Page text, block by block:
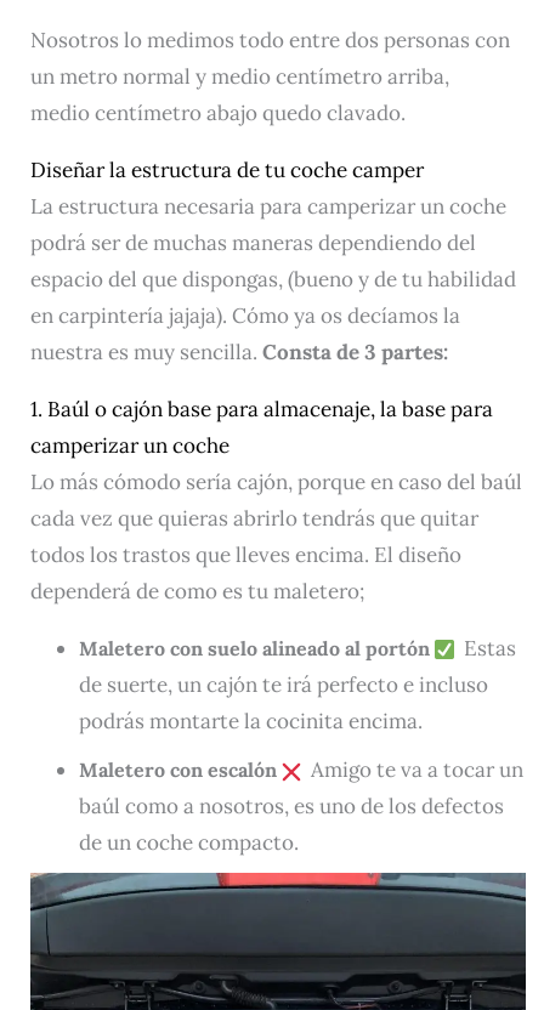
Nosotros lo medimos todo entre dos personas con
un metro normal y medio centímetro arriba,
medio centímetro abajo quedo clavado.
Diseñar la estructura de tu coche camper
La estructura necesaria para camperizar un coche
podrá ser de muchas maneras dependiendo del
espacio del que dispongas, (bueno y de tu habilidad
en carpintería jajaja). Cómo ya os decíamos la
nuestra es muy sencilla. Consta de 3 partes:
1. Baúl o cajón base para almacenaje, la base para
camperizar un coche
Lo más cómodo sería cajón, porque en caso del baúl
cada vez que quieras abrirlo tendrás que quitar
todos los trastos que lleves encima. El diseño
dependerá de como es tu maletero;
Maletero con suelo alineado al portón
Estas
de suerte, un cajón te irá perfecto e incluso
podrás montarte la cocinita encima.
Maletero con escalón
Amigo te va a tocar un
baúl como a nosotros, es uno de los defectos
de un coche compacto.